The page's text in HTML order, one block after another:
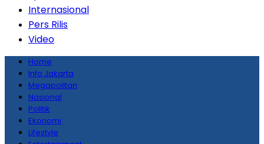
Internasional
Pers Rilis
Video
Home
Info Jakarta
Megapolitan
Nasional
Politik
Ekonomi
Lifestyle